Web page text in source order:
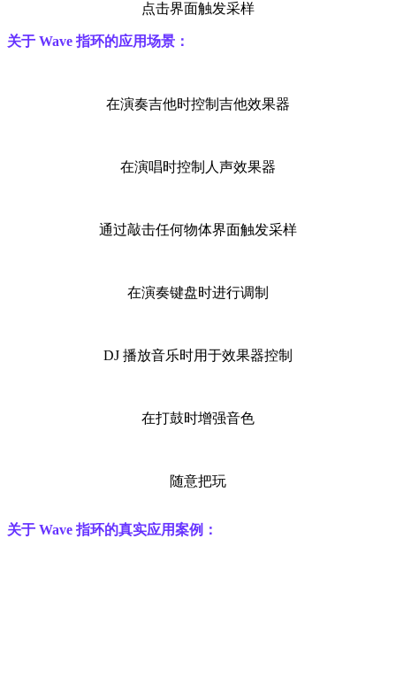
点击界面触发采样
关于 Wave 指环的应用场景：
在演奏吉他时控制吉他效果器
在演唱时控制人声效果器
通过敲击任何物体界面触发采样
在演奏键盘时进行调制
DJ 播放音乐时用于效果器控制
在打鼓时增强音色
随意把玩
关于 Wave 指环的真实应用案例：